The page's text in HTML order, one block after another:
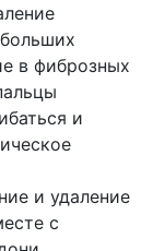
в фиброзных
и
и удаление
с